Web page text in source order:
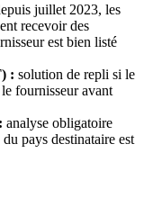
juillet 2023, les
recevoir des
est bien listé
: solution de repli si le
fournisseur avant
analyse obligatoire
pays destinataire est